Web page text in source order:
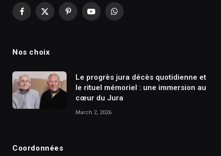
Facebook
X
PinterestYouTubeWhatsApp
Nos choix
Le progrès jura décès quotidienne et
le rituel mémoriel : une immersion au
cœur du Jura
March 2, 2026
Coordonnées